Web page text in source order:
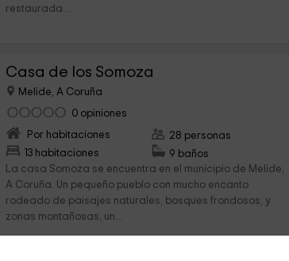
restaurada...
Casa de los Somoza
Melide, A Coruña
0 opiniones
Por habitaciones
13 habitaciones
28 personas
9 baños
La casa Somoza se encuentra en el municipio de Melide,
A Coruña. Un pequeño pueblo con mucho encanto
rodeado de paisajes naturales, bosques frondosos, y
zonas montañosas, un...